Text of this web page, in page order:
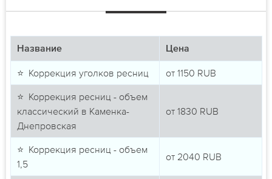
Название Цена
⭐ Коррекция уголков ресниц от 1150 RUB
⭐ Коррекция ресниц - объем
классический в Каменка-
Днепровская
от 1830 RUB
⭐ Коррекция ресниц - объем
1,5
от 2040 RUB